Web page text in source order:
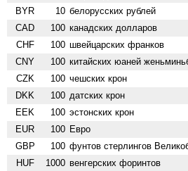
BYR 10 белорусских рублей
CAD 100 канадских долларов
CHF 100 швейцарских франков
CNY 100 китайских юаней
CZK 100 чешских крон
DKK 100 датских крон
EEK 100 эстонских крон
EUR 100 Евро
GBP 100 фунтов стерлингов
HUF 1000 венгерских форинтов